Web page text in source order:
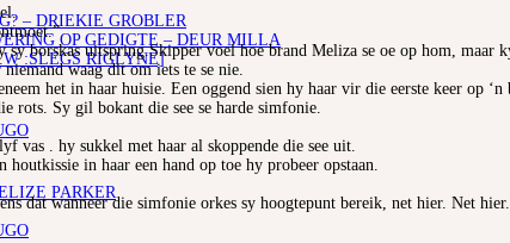
– DRIEKIE GROBLER
OP GEDIGTE – DEUR MILLA
:SLEGS RIGLYNE]
PARKER
borskas uitspring.Skipper voel hoe brand Meliza se oe op hom,
waag dit om iets te se nie.
het in haar huisie. Een oggend sien hy haar vir die eerste keer op
rots. Sy gil bokant die see se harde simfonie.
vas . hy sukkel met haar al skoppende die see uit.
in haar een hand op toe hy probeer opstaan.
dat wanneer die simfonie orkes sy hoogtepunt bereik, net hier. Net